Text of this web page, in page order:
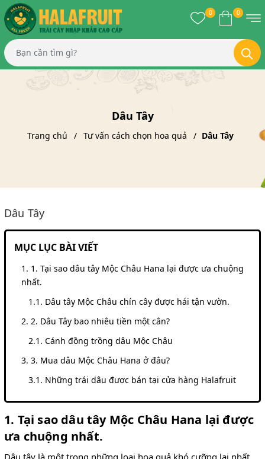
0 0
Dâu Tây
Trang chủ Tư vấn cách chọn hoa quả Dâu Tây
Dâu Tây
MỤC LỤC BÀI VIẾT
1. Tại sao dâu tây Mộc Châu Hana lại được ưa chuộng
nhất.
Dâu tây Mộc Châu chín cây được hái tận vườn.
2. Dâu Tây bao nhiêu tiền một cân?
Cánh đồng trồng dâu Mộc Châu
3. Mua dâu Mộc Châu Hana ở đâu?
Những trái dâu được bán tại cửa hàng Halafruit
1. Tại sao dâu tây Mộc Châu Hana lại được
ưa chuộng nhất.